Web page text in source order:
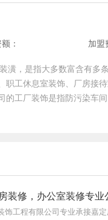
： 加盟
潢，是指大多数富含有多
工休息室装饰、厂房接待
的工厂装饰是指防污染车
海厂房装修公司能不能赞
有必定的保证，会注意装
上海厂房装修公司的公司
装修，办公室装修专业
饰工程有限公司专业承接嘉